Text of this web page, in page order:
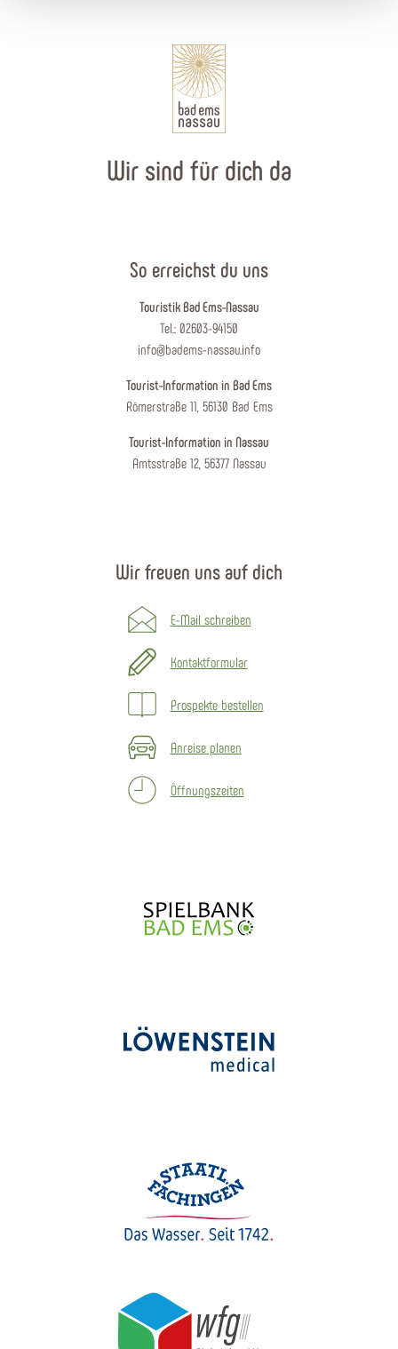
Wir sind für dich da
So erreichst du uns
Touristik Bad Ems-Nassau
Tel.: 02603-94150
info@badems-nassau.info
Tourist-Information in Bad Ems
Römerstraße 11, 56130 Bad Ems
Tourist-Information in Nassau
Amtsstraße 12, 56377 Nassau
Wir freuen uns auf dich
E-Mail schreiben
Kontaktformular
Prospekte bestellen
Anreise planen
Öffnungszeiten